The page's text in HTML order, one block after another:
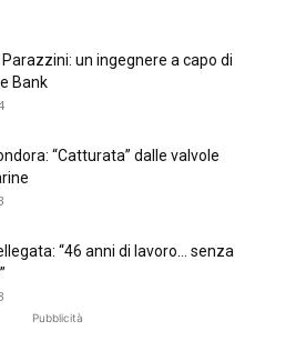
un ingegnere a capo di
Bank
“Catturata” dalle valvole
“46 anni di lavoro… senza
Pubblicità